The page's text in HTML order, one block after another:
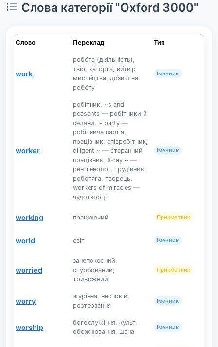
Слова категорії "Oxford 3000"
Слово Переклад Тип
work
робо́та (дія́льність),
твір, ка́торга, ви́твір
мисте́цтва, до́звіл на
робо́ту
Іменник
worker
робітник, ~s and
peasants — робітники й
селяни, ~ party —
робітнича партія,
працівник; співробітник,
diligent ~ — старанний
працівник, X-ray ~ —
рентгенолог, трудівник;
роботяга, творець,
workers of miracles —
чудотворці
Іменник
working працюючий Прикметник
world світ Іменник
worried
занепокоєний,
стурбований;
тривожний
Прикметник
worry
журіння, неспокій,
розтерзання
Іменник
worship
богослужіння, культ,
обожнювання, шана
Іменник